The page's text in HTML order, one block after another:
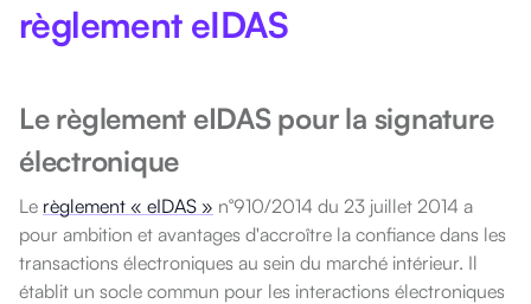
règlement eIDAS
Le règlement eIDAS pour la signature
électronique
Le règlement « eIDAS » n°910/2014 du 23 juillet 2014 a
pour ambition et avantages d'accroître la confiance dans les
transactions électroniques au sein du marché intérieur. Il
établit un socle commun pour les interactions électroniques